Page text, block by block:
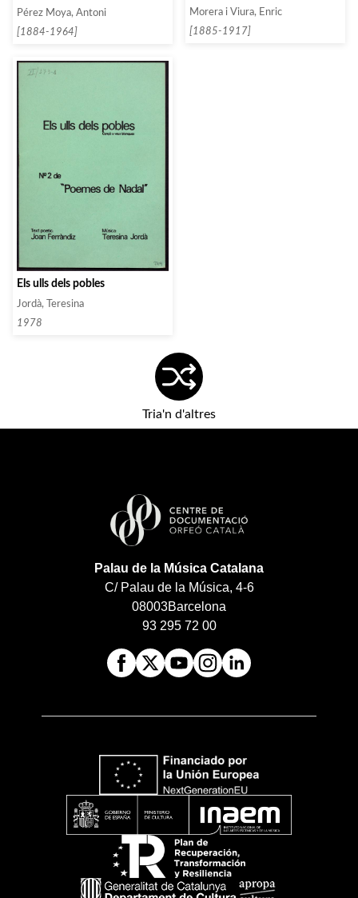
Pérez Moya, Antoni
[1884-1964]
Morera i Viura, Enric
[1885-1917]
Els ulls dels pobles
Jordà, Teresina
1978
Tria'n d'altres
Palau de la Música Catalana
C/ Palau de la Música, 4-6
08003Barcelona
93 295 72 00